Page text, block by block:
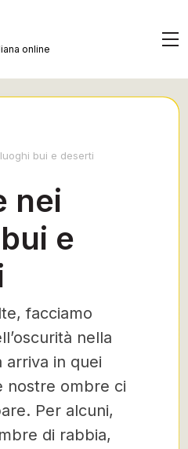
online
bui e deserti
nei
e
facciamo
nella
arriva in quei
nostre ombre ci
Per alcuni,
di rabbia,